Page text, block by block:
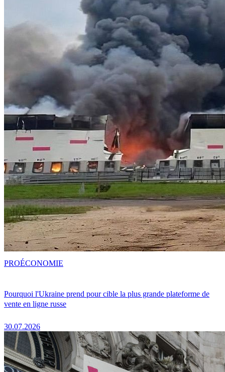
Pourquoi l'Ukraine prend pour cible la plus grande plateforme de
vente en ligne russe
30.07.2026
PROÉCONOMIE